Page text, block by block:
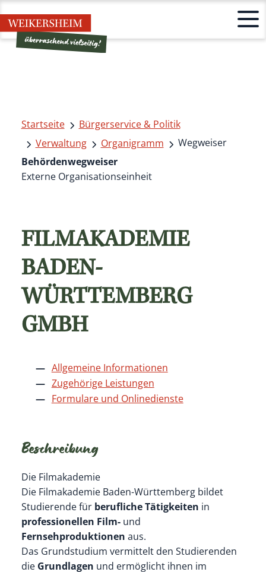
Startseite
Bürgerservice & Politik
Verwaltung
Organigramm
Wegweiser
Behördenwegweiser
Externe Organisationseinheit
FILMAKADEMIE
BADEN-
WÜRTTEMBERG
GMBH
Allgemeine Informationen
Zugehörige Leistungen
Formulare und Onlinedienste
Beschreibung
Die Filmakademie
Die Filmakademie Baden-Württemberg bildet
Studierende für berufliche Tätigkeiten in
professionellen Film-und
Fernsehproduktionen aus.
Das Grundstudium vermittelt den Studierenden
die Grundlagen und ermöglicht ihnen im